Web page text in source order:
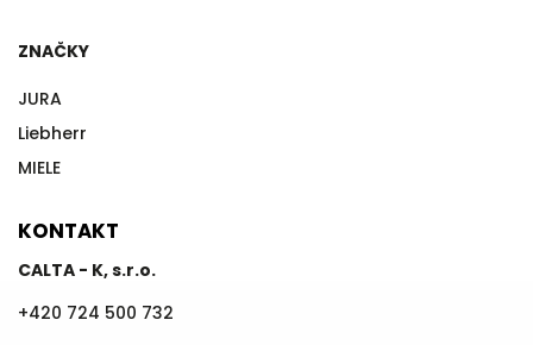
ZNAČKY
JURA
Liebherr
MIELE
KONTAKT
CALTA - K, s.r.o.
+420 724 500 732